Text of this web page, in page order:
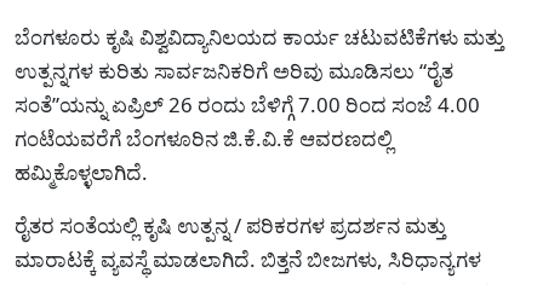
ಬೆಂಗಳೂರು ಕೃಷಿ ವಿಶ್ವವಿದ್ಯಾನಿಲಯದ ಕಾರ್ಯ ಚಟುವಟಿಕೆಗಳು ಮತ್ತು
ಉತ್ಪನ್ನಗಳ ಕುರಿತು ಸಾರ್ವಜನಿಕರಿಗೆ ಅರಿವು ಮೂಡಿಸಲು “ರೈತ
ಸಂತೆ”ಯನ್ನು ಏಪ್ರಿಲ್ 26 ರಂದು ಬೆಳಿಗ್ಗೆ 7.00 ರಿಂದ ಸಂಜೆ 4.00
ಗಂಟೆಯವರೆಗೆ ಬೆಂಗಳೂರಿನ ಜಿ.ಕೆ.ವಿ.ಕೆ ಆವರಣದಲ್ಲಿ
ಹಮ್ಮಿಕೊಳ್ಳಲಾಗಿದೆ.
ರೈತರ ಸಂತೆಯಲ್ಲಿ ಕೃಷಿ ಉತ್ಪನ್ನ / ಪರಿಕರಗಳ ಪ್ರದರ್ಶನ ಮತ್ತು
ಮಾರಾಟಕ್ಕೆ ವ್ಯವಸ್ಥೆ ಮಾಡಲಾಗಿದೆ. ಬಿತ್ತನೆ ಬೀಜಗಳು, ಸಿರಿಧಾನ್ಯಗಳ